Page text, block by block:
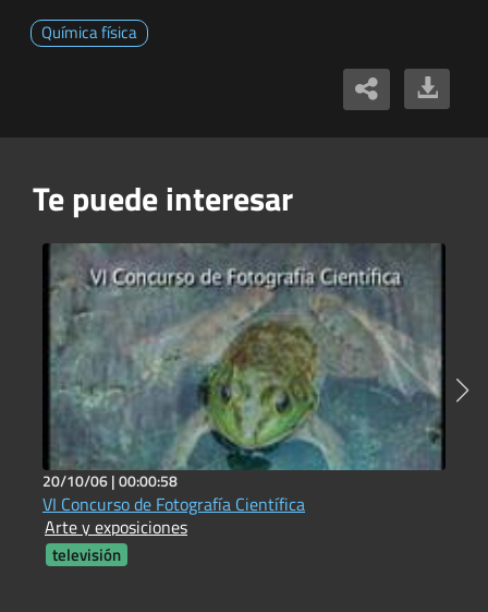
Química física
Te puede interesar
20/10/06 |00:00:58
VI Concurso de Fotografía Científica
Arte y exposiciones
televisión